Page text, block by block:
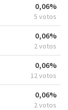
0,06%
5 votos
0,06%
2 votos
0,06%
12 votos
0,06%
2 votos